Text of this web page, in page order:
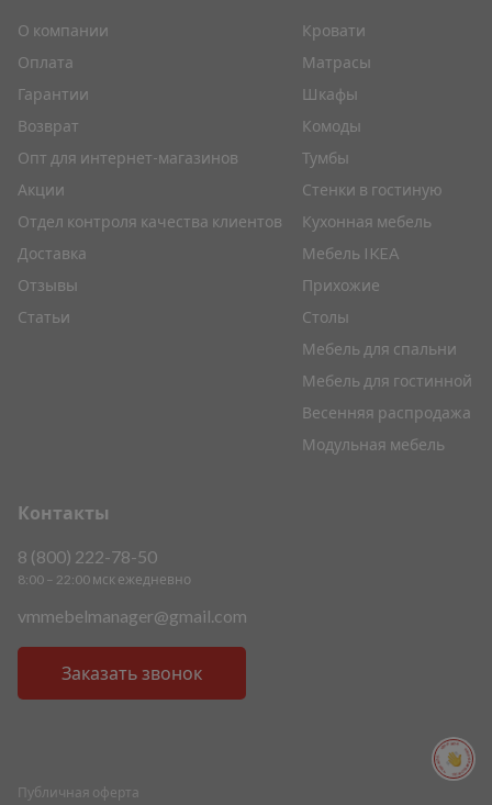
ПОМОЩЬ ПОМОЩЬ ПОМОЩЬ ПОМОЩЬ
Контакты
8 (800) 222-78-50
8:00 – 22:00 мск ежедневно
vmmebelmanager@gmail.com
Заказать звонок
Публичная оферта
Кровати
Матрасы
Шкафы
Комоды
Тумбы
Стенки в гостиную
Кухонная мебель
Мебель IKEA
Прихожие
Столы
Мебель для спальни
Мебель для гостинной
Весенняя распродажа
Модульная мебель
О компании
Оплата
Гарантии
Возврат
Опт для интернет-магазинов
Акции
Отдел контроля качества клиентов
Доставка
Отзывы
Статьи